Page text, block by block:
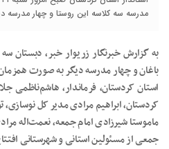
مدرسه سه کلاسه این روستا و چهار مدرسه
به گزارش خبرنگار زریوار خبر، دبستان
باغان و چهار مدرسه دیگر به صورت
استان کردستان، فرماندار، هاشم‌ناظمی
کردستان، ابراهیم مرادی مدیر کل
ماموستا شیرزادی امام جمعه، نعمت‌اله
جمعی از مسئولین استانی و شهرستانی